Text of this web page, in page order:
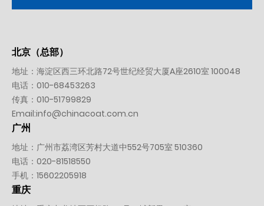
北京（总部）
地址：海淀区西三环北路72号世纪经贸大厦A座2610室 100048
电话： 010-68453263
传真：010-51799829
Email:info@chinacoat.com.cn
广州
地址：广州市荔湾区芳村大道中552号705室 510360
电话： 020-81518550
手机： 15602205918
重庆